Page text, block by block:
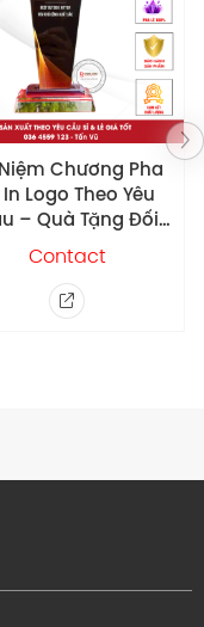
Cao Cấp
Chương Pha
In Logo Theo Yêu
– Quà Tặng Đối
Tác Khách Hàng
DLPL02
Contact